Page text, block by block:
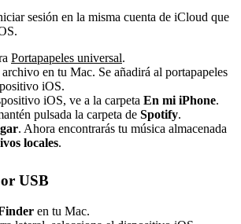
sesión en la misma cuenta de iCloud que
Portapapeles universal.
en tu Mac. Se añadirá al portapapeles
iOS.
iOS, ve a la carpeta En mi iPhone.
pulsada la carpeta de Spotify.
. Ahora encontrarás tu música almacenada
locales.
USB
en tu Mac.